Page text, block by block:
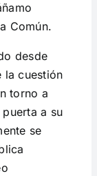
Común.
desde
la cuestión
torno a
a su
se